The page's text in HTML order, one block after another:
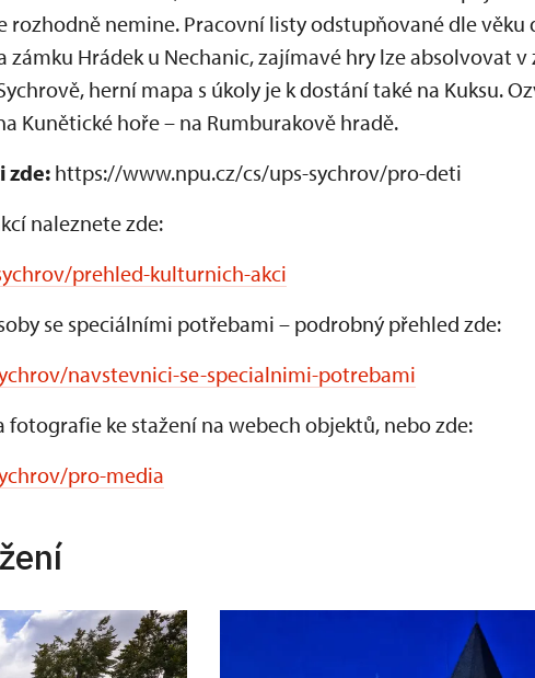
rozhodně nemine. Pracovní listy odstupňované dle věku
zámku Hrádek u Nechanic, zajímavé hry lze absolvovat v
herní mapa s úkoly je k dostání také na Kuksu.
Kunětické hoře – na Rumburakově hradě.
zde: https://www.npu.cz/cs/ups-sychrov/pro-deti
naleznete zde:
prehled-kulturnich-akci
se speciálními potřebami – podrobný přehled zde:
navstevnici-se-specialnimi-potrebami
fotografie ke stažení na webech objektů, nebo zde:
pro-media